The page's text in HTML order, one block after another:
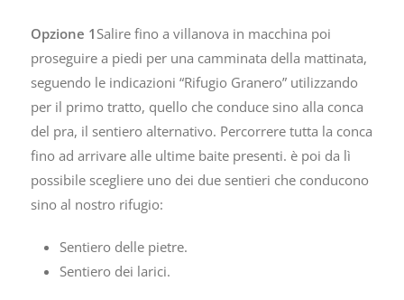
Opzione 1 Salire fino a villanova in macchina poi
proseguire a piedi per una camminata della mattinata,
seguendo le indicazioni “Rifugio Granero” utilizzando
per il primo tratto, quello che conduce sino alla conca
del pra, il sentiero alternativo. Percorrere tutta la conca
fino ad arrivare alle ultime baite presenti. è poi da lì
possibile scegliere uno dei due sentieri che conducono
sino al nostro rifugio:
Sentiero delle pietre.
Sentiero dei larici.